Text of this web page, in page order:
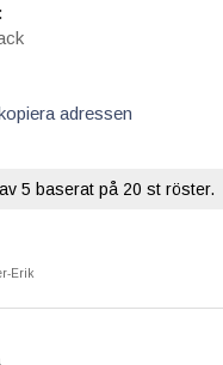
adressen
av 5 baserat på 20 st röster.
Erik